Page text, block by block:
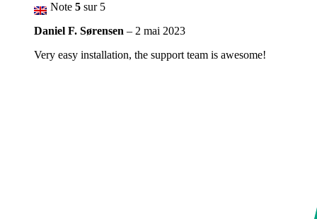
Note 5 sur 5
Daniel F. Sørensen – 2 mai 2023
Very easy installation, the support team is awesome!